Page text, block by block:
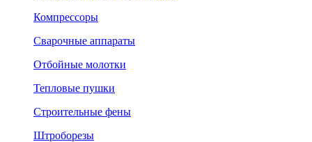
Компрессоры
Сварочные аппараты
Отбойные молотки
Тепловые пушки
Строительные фены
Штроборезы